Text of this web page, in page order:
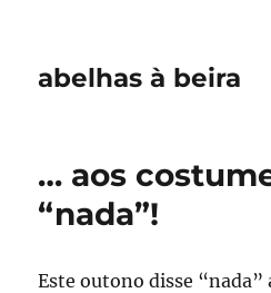
abelhas à beira
… aos
“nada”!
Este outono disse “nada”